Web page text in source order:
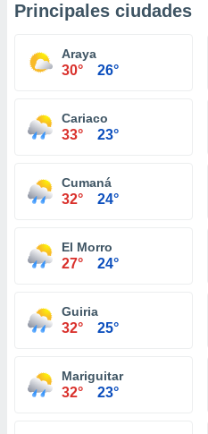
Principales ciudades
Araya
30° 26°
Cariaco
33° 23°
Cumaná
32° 24°
El Morro
27° 24°
Guiria
32° 25°
Mariguitar
32° 23°